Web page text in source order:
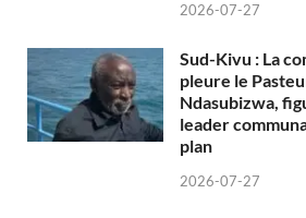
2026-07-27
Sud-Kivu : La
pleure le
Ndasubizwa,
leader
plan
2026-07-27